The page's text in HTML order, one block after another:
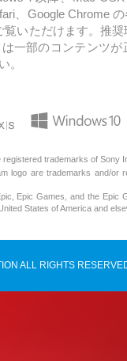
、Google Chrome
覧いただけます。推奨
一部のコンテンツ
。
registered trademarks of Sony
logo are trademarks and/or
Epic Games, and the Epic
States of America and
ALL RIGHTS